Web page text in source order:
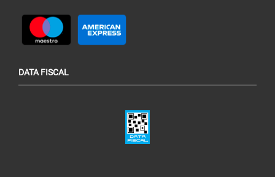
DATA FISCAL